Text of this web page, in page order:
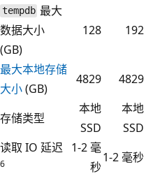
tempdb 最大
数据大小
(GB)
128 192
最大本地存储
大小(GB)
4829 4829
存储类型
本地
SSD
本地
SSD
读取 IO 延迟
6
1-2 毫
秒
1-2 毫秒